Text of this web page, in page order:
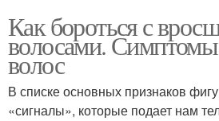
Как бороться с
волосами.
волос
В списке основных признаков
«сигналы», которые подает нам